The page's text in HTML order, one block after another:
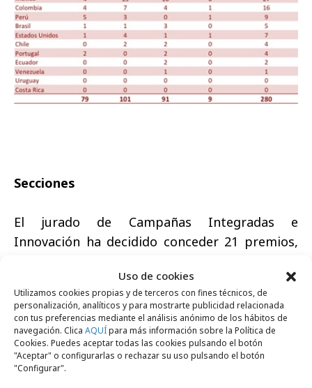
Uso de cookies
Utilizamos cookies propias y de terceros con fines técnicos, de
personalización, analíticos y para mostrarte publicidad relacionada
con tus preferencias mediante el análisis anónimo de los hábitos de
navegación. Clica AQUÍpara más información sobre la Política de
Cookies. Puedes aceptar todas las cookies pulsando el botón
"Aceptar" o configurarlas o rechazar su uso pulsando el botón
"Configurar".
Secciones
El jurado de Campañas Integradas e
Innovación ha decidido conceder 21 premios,
Mientras, en Marketing Promocional son 18
los premios concedidos, con 5 soles de oro, 6
de plata y 6 de bronce. En Relaciones Públicas
han sido 6 los galardones entregados, ya que
junto al Gran Premio se han concedido 5 soles